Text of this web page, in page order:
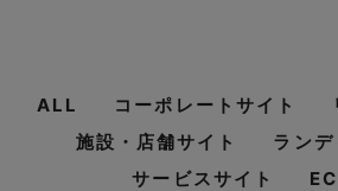
ALL コーポレートサイト
施設・店舗サイト
ラン
サービスサイト